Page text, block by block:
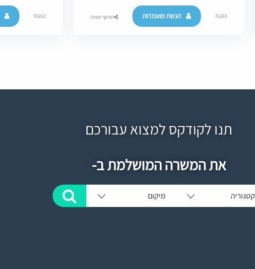
76265 הגשת מועמדות שיתוף משרה 76262
תנו לקודקס למצוא עבורכם
את המשרה המושלמת ב-
קטגוריה מיקום